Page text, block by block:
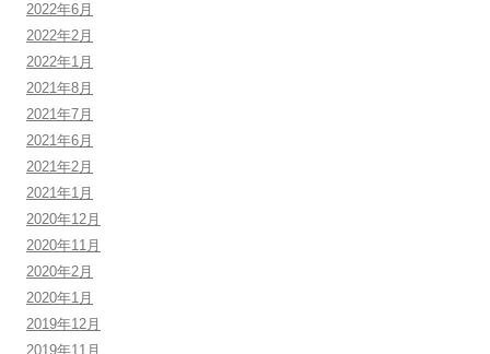
2022年6月
2022年2月
2022年1月
2021年8月
2021年7月
2021年6月
2021年2月
2021年1月
2020年12月
2020年11月
2020年2月
2020年1月
2019年12月
2019年11月